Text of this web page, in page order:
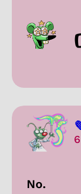
No.